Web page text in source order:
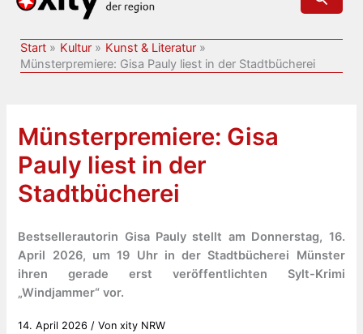
Start Kultur
Kunst & Literatur
Münsterpremiere: Gisa Pauly liest in der Stadtbücherei
Münsterpremiere: Gisa
Pauly liest in der
Stadtbücherei
Bestsellerautorin Gisa Pauly stellt am Donnerstag, 16.
April 2026, um 19 Uhr in der Stadtbücherei Münster
ihren gerade erst veröffentlichten Sylt-Krimi
„Windjammer“ vor.
14. April 2026 / Vonxity NRW